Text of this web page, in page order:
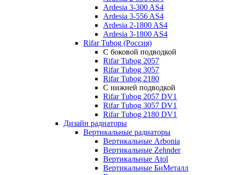
Ardesia 3-300 AS4
Ardesia 3-556 AS4
Ardesia 2-1800 AS4
Ardesia 3-1800 AS4
Rifar Tubog (Россия)
С боковой подводкой
Rifar Tubog 2057
Rifar Tubog 3057
Rifar Tubog 2180
С нижней подводкой
Rifar Tubog 2057 DV1
Rifar Tubog 3057 DV1
Rifar Tubog 2180 DV1
Дизайн радиаторы
Вертикальные радиаторы
Вертикальные Arbonia
Вертикальные Zehnder
Вертикальные Atol
Вертикальные БиМеталл